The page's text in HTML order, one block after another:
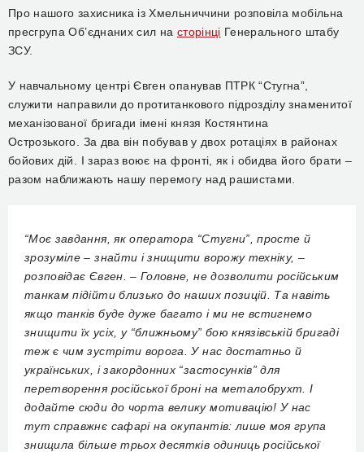
Про нашого захисника із Хмельниччини розповіла мобільна
пресгрупа Об’єднаних сил на сторінці Генерального штабу
ЗСУ.
У навчальному центрі Євген опанував ПТРК “Стугна”,
служити направили до протитанкового підрозділу знаменитої
механізованої бригади імені князя Костянтина
Острозького. За два він побував у двох ротаціях в районах
бойових дій. І зараз воює на фронті, як і обидва його брати –
разом наближають нашу перемогу над рашистами.
“Моє завдання, як оператора “Стугни”, просте й
зрозуміле – знайти і знищити ворожу техніку, –
розповідає Євген. – Головне, не дозволити російським
танкам підійти близько до наших позицій. Та навіть
якщо танків буде дуже багато і ми не встигнемо
знищити їх усіх, у “ближньому” бою князівській бригаді
теж є чим зустріти ворога. У нас достатньо й
українських, і закордонних “застосунків” для
перетворення російської броні на металобрухт. І
додайте сюди до чорта велику мотивацію! У нас
тут справжнє сафарі на окупантів: лише моя група
знищила більше трьох десятків одиниць російської